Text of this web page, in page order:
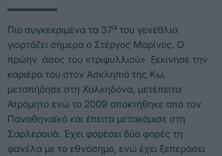
Πιο συγκεκριμένα τα 37α του γενέθλια
γιορτάζει σήμερα ο Στέργος Μαρίνος. Ο
πρώην άσος του «τριφυλλιού» ξεκίνησε την
καριέρα του στον Ασκληπιό της Κω,
μεταπήδησε στη Χαλκηδόνα, μετέπειτα
Ατρόμητο ενώ το 2009 αποκτήθηκε από τον
Παναθηναϊκό και έπειτα μετακόμισε στη
Σαρλερουά. Έχει φορέσει δύο φορές τη
φανέλα με το εθνόσημο, ενώ έχει ξεπεράσει